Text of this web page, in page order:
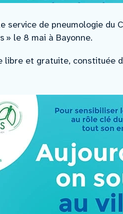
service de pneumologie du
» le 8 mai à Bayonne.
libre et gratuite, constituée